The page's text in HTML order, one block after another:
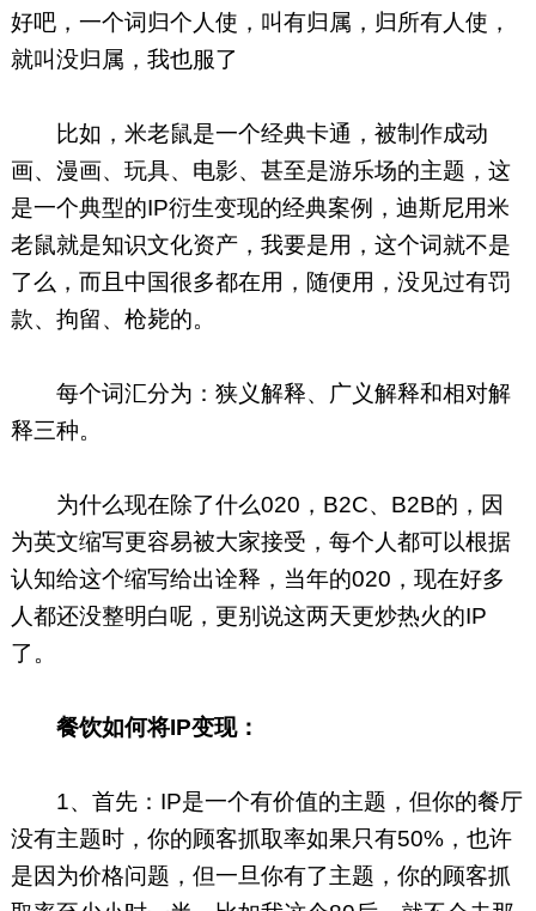
好吧，一个词归个人使，叫有归属，归所有人使，
就叫没归属，我也服了
比如，米老鼠是一个经典卡通，被制作成动
画、漫画、玩具、电影、甚至是游乐场的主题，这
是一个典型的IP衍生变现的经典案例，迪斯尼用米
老鼠就是知识文化资产，我要是用，这个词就不是
了么，而且中国很多都在用，随便用，没见过有罚
款、拘留、枪毙的。
每个词汇分为：狭义解释、广义解释和相对解
释三种。
为什么现在除了什么020，B2C、B2B的，因
为英文缩写更容易被大家接受，每个人都可以根据
认知给这个缩写给出诠释，当年的020，现在好多
人都还没整明白呢，更别说这两天更炒热火的IP
了。
餐饮如何将IP变现：
1、首先：IP是一个有价值的主题，但你的餐厅
没有主题时，你的顾客抓取率如果只有50%，也许
是因为价格问题，但一旦你有了主题，你的顾客抓